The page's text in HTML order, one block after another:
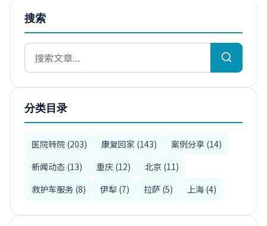
搜索
分类目录
医院转院 (203) 康复回家 (143)
案例分享 (14)
新闻动态 (13)
重庆 (12)
北京 (11)
救护车服务 (8)
伊犁 (7) 拉萨 (5) 上海 (4)